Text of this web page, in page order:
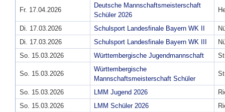
Fr. 17.04.2026
Deutsche Mannschaftsmeisterschaft
Schüler 2026
Di. 17.03.2026 Schulsport Landesfinale Bayern WK II
Di. 17.03.2026
Schulsport Landesfinale Bayern WK III
So. 15.03.2026
Württembergische Jugendmannschaft
So. 15.03.2026
Württembergische
Mannschaftsmeisterschaft Schüler
So. 15.03.2026 LMM Jugend 2026
So. 15.03.2026
LMM Schüler 2026